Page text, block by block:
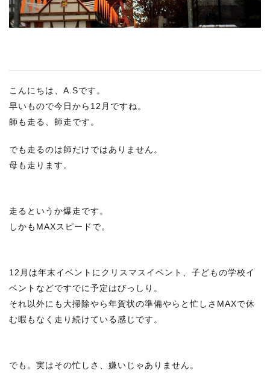
こんにちは、A.Sです。
早いもので今日から12月ですね。
師も走る、師走です。
でも走るのは師だけではありません。
母も走ります。
走るというか爆走です。
しかもMAXスピードで。
12月は年末イベントにクリスマスイベント、子どもの学校イ
ベントなどですでに予定はびっしり。
それ以外にも大掃除やら年賀状の準備やらと忙しさMAXで休
む暇もなく走り続けている感じです。
でも。実はその忙しさ、嫌いじゃありません。